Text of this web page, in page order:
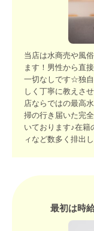
当店は水商売や風
ます！男性から直
一切なしです☆独
しく丁寧に教えさ
店ならではの最高
掃の行き届いた完
いております♪在籍
ィなど数多く排出
最初は時